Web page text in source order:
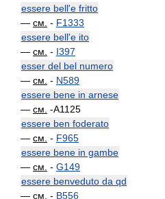
essere bell'e fritto
— см. - F1333
essere bell'e ito
— см. - I397
esser del bel numero
— см. - N589
essere bene in arnese
— см. -A1125
essere ben foderato
— см. - F965
essere bene in gambe
— см. - G149
essere benveduto da qd
— см. - B556